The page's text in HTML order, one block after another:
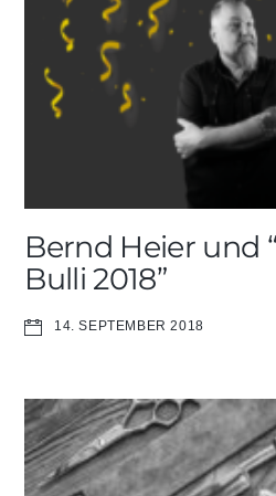
Bernd Heier und
Bulli 2018”
14. SEPTEMBER 2018